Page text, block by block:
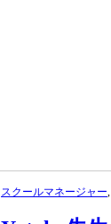
スクールマネージャー,